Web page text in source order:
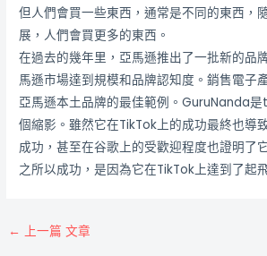
但人們會買一些東西，通常是不同的東西，
展，人們會買更多的東西。
在過去的幾年里，亞馬遜推出了一批新的品
馬遜市場達到規模和品牌認知度。銷售電子
亞馬遜本土品牌的最佳範例。GuruNanda
個縮影。雖然它在TikTok上的成功最終也導
成功，甚至在谷歌上的受歡迎程度也證明了
之所以成功，是因為它在TikTok上達到了起
← 上一篇 文章